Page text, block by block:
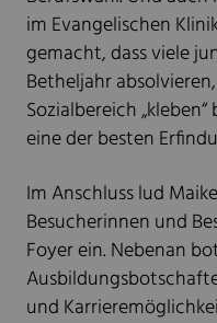
im Evangelischen
gemacht, dass viele
Betheljahr
Sozialbereich
eine der besten
Im Anschluss lud
Besucherinnen und
Foyer ein. Nebenan
und